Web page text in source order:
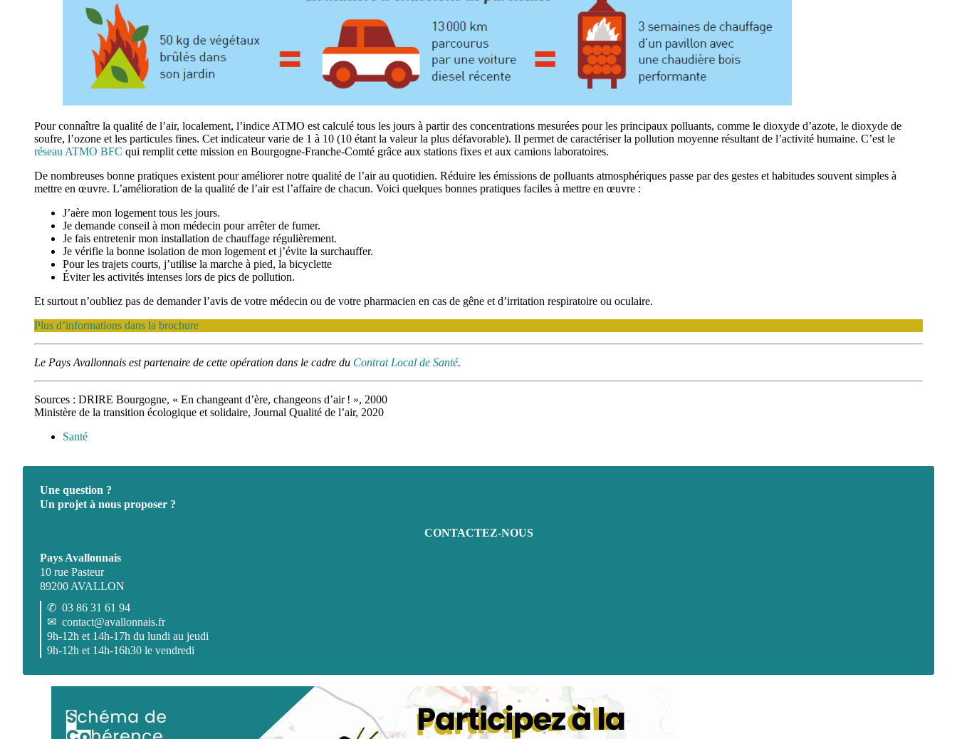
Pour connaître la qualité de l’air, localement, l’indice ATMO est calculé tous les jours à partir des concentrations mesurées pour les principaux polluants, comme le dioxyde d’azote, le dioxyde de
soufre, l’ozone et les particules fines. Cet indicateur varie de 1 à 10 (10 étant la valeur la plus défavorable). Il permet de caractériser la pollution moyenne résultant de l’activité humaine. C’est le
réseau ATMO BFC qui remplit cette mission en Bourgogne-Franche-Comté grâce aux stations fixes et aux camions laboratoires.
De nombreuses bonne pratiques existent pour améliorer notre qualité de l’air au quotidien. Réduire les émissions de polluants atmosphériques passe par des gestes et habitudes souvent simples à
mettre en œuvre. L’amélioration de la qualité de l’air est l’affaire de chacun. Voici quelques bonnes pratiques faciles à mettre en œuvre :
J’aère mon logement tous les jours.
Je demande conseil à mon médecin pour arrêter de fumer.
Je fais entretenir mon installation de chauffage régulièrement.
Je vérifie la bonne isolation de mon logement et j’évite la surchauffer.
Pour les trajets courts, j’utilise la marche à pied, la bicyclette
Éviter les activités intenses lors de pics de pollution.
Et surtout n’oubliez pas de demander l’avis de votre médecin ou de votre pharmacien en cas de gêne et d’irritation respiratoire ou oculaire.
Plus d’informations dans la brochure
Le Pays Avallonnais est partenaire de cette opération dans le cadre du Contrat Local de Santé.
Sources : DRIRE Bourgogne, « En changeant d’ère, changeons d’air ! », 2000
Ministère de la transition écologique et solidaire, Journal Qualité de l’air, 2020
Santé
Une question ?
Un projet à nous proposer ?
CONTACTEZ-NOUS
Pays Avallonnais
10 rue Pasteur
89200 AVALLON
✆ 03 86 31 61 94
✉ contact@avallonnais.fr
9h-12h et 14h-17h du lundi au jeudi
9h-12h et 14h-16h30 le vendredi